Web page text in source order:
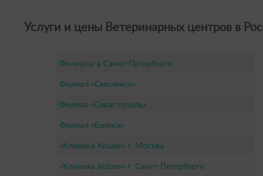
Услуги и цены Ветеринарных центров в
Филиалы в Санкт-Петербурге
Филиал «Смоленск»
Филиал «Севастополь»
Филиал «Брянск»
«Клиника Кошек» г. Москва
«Клиника Кошек» г. Санкт-Петербурге